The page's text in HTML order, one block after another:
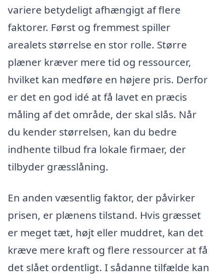
variere betydeligt afhængigt af flere
faktorer. Først og fremmest spiller
arealets størrelse en stor rolle. Større
plæner kræver mere tid og ressourcer,
hvilket kan medføre en højere pris. Derfor
er det en god idé at få lavet en præcis
måling af det område, der skal slås. Når
du kender størrelsen, kan du bedre
indhente tilbud fra lokale firmaer, der
tilbyder græsslåning.
En anden væsentlig faktor, der påvirker
prisen, er plænens tilstand. Hvis græsset
er meget tæt, højt eller muddret, kan det
kræve mere kraft og flere ressourcer at få
det slået ordentligt. I sådanne tilfælde kan